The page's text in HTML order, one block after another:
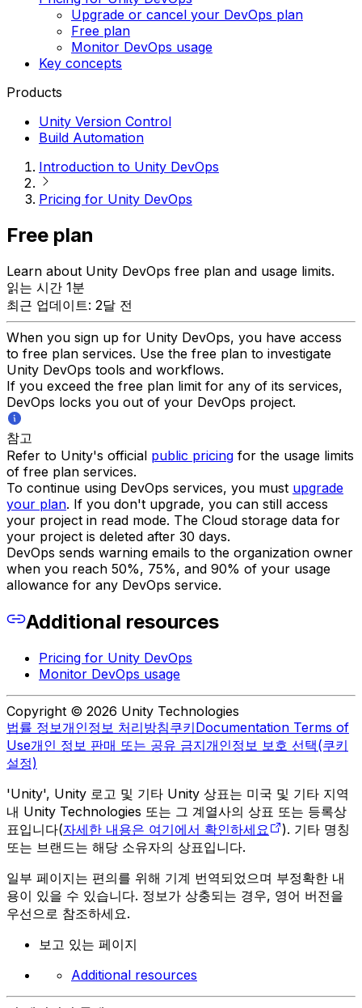
Upgrade or cancel your DevOps plan
Free plan
Monitor DevOps usage
Key concepts
Products
Unity Version Control
Build Automation
Introduction to Unity DevOps
Pricing for Unity DevOps
Free plan
Learn about Unity DevOps free plan and usage limits.
읽는 시간 1분
최근 업데이트: 2달 전
When you sign up for Unity DevOps, you have access
to free plan services. Use the free plan to investigate
Unity DevOps tools and workflows.
If you exceed the free plan limit for any of its services,
DevOps locks you out of your DevOps project.
참고
Refer to Unity's official public pricing for the usage limits
of free plan services.
To continue using DevOps services, you must upgrade
your plan. If you don't upgrade, you can still access
your project in read mode. The Cloud storage data for
your project is deleted after 30 days.
DevOps sends warning emails to the organization owner
when you reach 50%, 75%, and 90% of your usage
allowance for any DevOps service.
Additional resources
Pricing for Unity DevOps
Monitor DevOps usage
Copyright © 2026 Unity Technologies
법률 정보개인정보 처리방침쿠키Documentation Terms of
Use개인 정보 판매 또는 공유 금지개인정보 보호 선택(쿠키
설정)
'Unity', Unity 로고 및 기타 Unity 상표는 미국 및 기타 지역
내 Unity Technologies 또는 그 계열사의 상표 또는 등록상
표입니다(자세한 내용은 여기에서 확인하세요
). 기타 명칭
또는 브랜드는 해당 소유자의 상표입니다.
일부 페이지는 편의를 위해 기계 번역되었으며 부정확한 내
용이 있을 수 있습니다. 정보가 상충되는 경우, 영어 버전을
우선으로 참조하세요.
보고 있는 페이지
Additional resources